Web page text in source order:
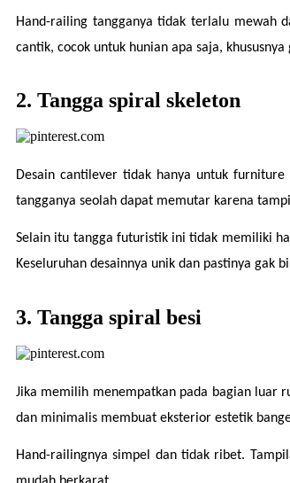
Hand-railing tangganya tidak terlalu mewah
cantik, cocok untuk hunian apa saja,
2. Tangga spiral skeleton
Desain cantilever tidak hanya untuk
tangganya seolah dapat memutar karena
Selain itu tangga futuristik ini tidak memiliki
Keseluruhan desainnya unik dan pastinya gak
3. Tangga spiral besi
Jika memilih menempatkan pada bagian luar
dan minimalis membuat eksterior estetik
Hand-railingnya simpel dan tidak ribet.